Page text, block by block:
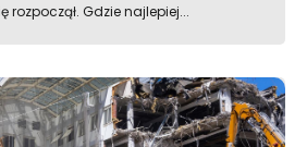
rozpoczął. Gdzie najlepiej...